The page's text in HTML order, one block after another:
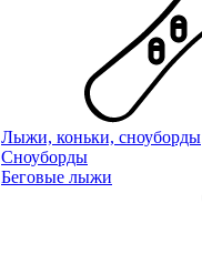
Лыжи, коньки, сноуборды
Сноуборды
Беговые лыжи